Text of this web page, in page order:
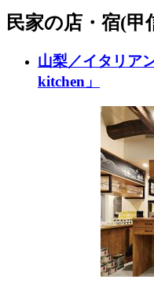
民家の店・宿(甲
山梨／イタリア
kitchen」